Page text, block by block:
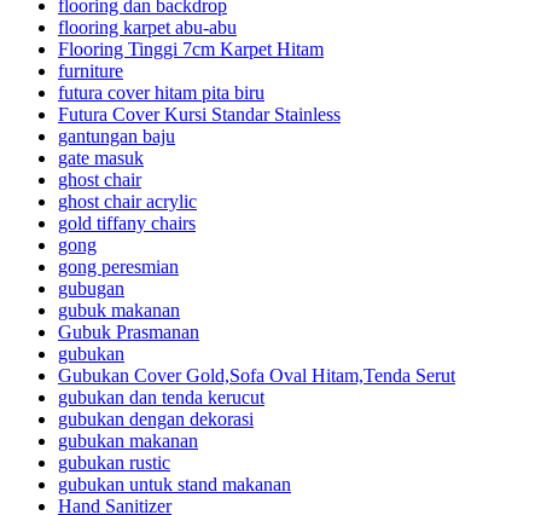
flooring dan backdrop
flooring karpet abu-abu
Flooring Tinggi 7cm Karpet Hitam
furniture
futura cover hitam pita biru
Futura Cover Kursi Standar Stainless
gantungan baju
gate masuk
ghost chair
ghost chair acrylic
gold tiffany chairs
gong
gong peresmian
gubugan
gubuk makanan
Gubuk Prasmanan
gubukan
Gubukan Cover Gold,Sofa Oval Hitam,Tenda Serut
gubukan dan tenda kerucut
gubukan dengan dekorasi
gubukan makanan
gubukan rustic
gubukan untuk stand makanan
Hand Sanitizer